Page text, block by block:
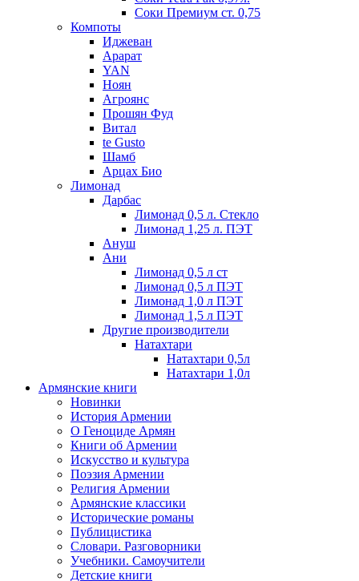
Соки Премиум ст. 0,75
Компоты
Иджеван
Арарат
YAN
Ноян
Агроянс
Прошян Фуд
Витал
te Gusto
Шамб
Арцах Био
Лимонад
Дарбас
Лимонад 0,5 л. Стекло
Лимонад 1,25 л. ПЭТ
Ануш
Ани
Лимонад 0,5 л ст
Лимонад 0,5 л ПЭТ
Лимонад 1,0 л ПЭТ
Лимонад 1,5 л ПЭТ
Другие производители
Натахтари
Натахтари 0,5л
Натахтари 1,0л
Армянские книги
Новинки
История Армении
О Геноциде Армян
Книги об Армении
Иcкусство и культура
Поэзия Армении
Религия Армении
Армянские классики
Исторические романы
Публицистика
Словари. Разговорники
Учебники. Самоучители
Детские книги